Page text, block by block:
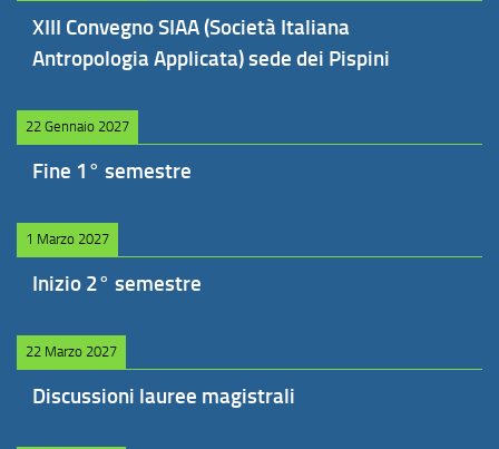
XIII Convegno SIAA (Società Italiana
Antropologia Applicata) sede dei Pispini
22 Gennaio 2027
Fine 1° semestre
1 Marzo 2027
Inizio 2° semestre
22 Marzo 2027
Discussioni lauree magistrali